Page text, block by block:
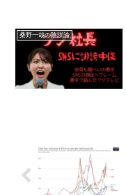
桑野一哉の陰謀論